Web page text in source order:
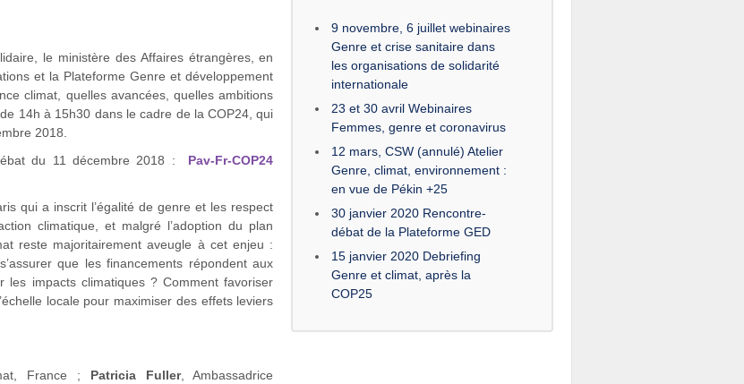
le ministère des Affaires étrangères, en
et la Plateforme Genre et développement
climat, quelles avancées, quelles ambitions
14h à 15h30 dans le cadre de la COP24, qui
2018.
du 11 décembre 2018 : Pav-Fr-COP24
qui a inscrit l’égalité de genre et les respect
climatique, et malgré l’adoption du plan
reste majoritairement aveugle à cet enjeu :
que les financements répondent aux
les impacts climatiques ? Comment favoriser
locale pour maximiser des effets leviers
France ; Patricia Fuller, Ambassadrice
9 novembre, 6 juillet webinaires
Genre et crise sanitaire dans
les organisations de solidarité
internationale
23 et 30 avril Webinaires
Femmes, genre et coronavirus
12 mars, CSW (annulé) Atelier
Genre, climat, environnement :
en vue de Pékin +25
30 janvier 2020 Rencontre-
débat de la Plateforme GED
15 janvier 2020 Debriefing
Genre et climat, après la
COP25